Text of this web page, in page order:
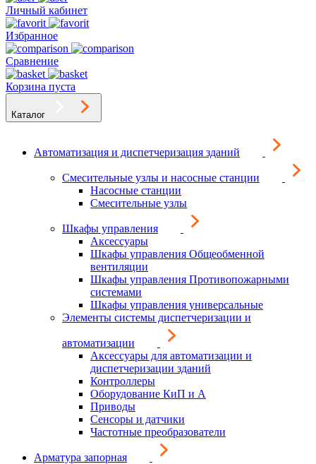
Личный кабинет
Избранное
Сравнение
Корзина пуста
Каталог
Автоматизация и диспетчеризация зданий
Смесительные узлы и насосные станции
Насосные станции
Смесительные узлы
Шкафы управления
Аксессуары
Шкафы управления Общеобменной
вентиляции
Шкафы управления Противопожарными
системами
Шкафы управления универсальные
Элементы системы диспетчеризации и
автоматизации
Аксессуары для автоматизации и
диспетчеризации зданий
Контроллеры
Оборудование КиП и А
Приводы
Сенсоры и датчики
Частотные преобразователи
Арматура запорная